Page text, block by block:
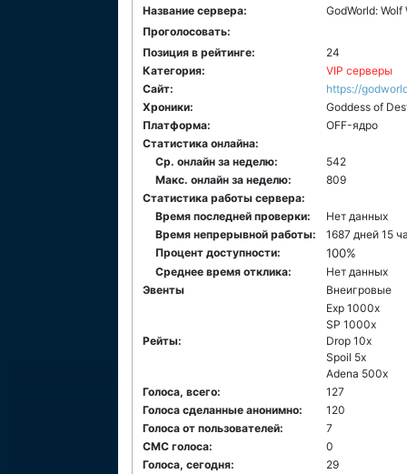
Название сервера:
GodWorld: Wolf
Проголосовать:
Позиция в рейтинге:
24
Категория:
VIP серверы
Сайт:
https://
Хроники:
Goddess of
Платформа:
ОFF-ядро
Статистика онлайна:
Ср. онлайн за неделю:
542
Макс. онлайн за неделю:
809
Статистика работы сервера:
Время последней проверки:
Нет данных
Время непрерывной работы:
1687 дней 15
Процент доступности:
100%
Среднее время отклика:
Нет данных
Эвенты
Внеигровые
Рейты:
Exp 1000x
SP 1000x
Drop 10x
Spoil 5x
Adena 500x
Голоса, всего:
127
Голоса сделанные анонимно:
120
Голоса от пользователей:
7
СМС голоса:
0
Голоса, сегодня:
29